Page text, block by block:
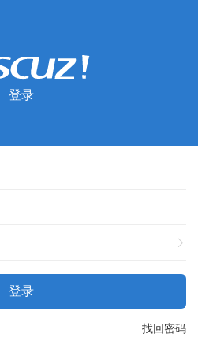
登录
登录
找回密码